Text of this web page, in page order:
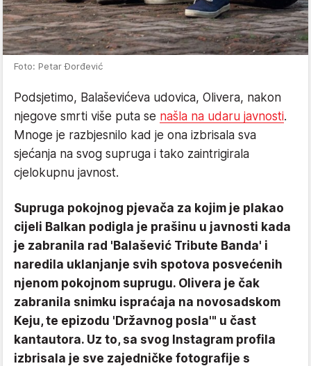
Foto: Petar Đorđević
Podsjetimo, Balaševićeva udovica, Olivera, nakon
njegove smrti više puta se našla na udaru javnosti.
Mnoge je razbjesnilo kad je ona izbrisala sva
sjećanja na svog supruga i tako zaintrigirala
cjelokupnu javnost.
Supruga pokojnog pjevača za kojim je plakao
cijeli Balkan podigla je prašinu u javnosti kada
je zabranila rad 'Balašević Tribute Banda' i
naredila uklanjanje svih spotova posvećenih
njenom pokojnom suprugu. Olivera je čak
zabranila snimku ispraćaja na novosadskom
Keju, te epizodu 'Državnog posla'" u čast
kantautora. Uz to, sa svog Instagram profila
izbrisala je sve zajedničke fotografije s